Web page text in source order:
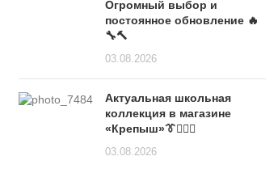
Огромный выбор и
постоянное обновление 🔥
🔧🔨
03.08.2026
Актуальная школьная
коллекция в магазине
«Крепыш»👔🙋🏽‍♀️
03.08.2026